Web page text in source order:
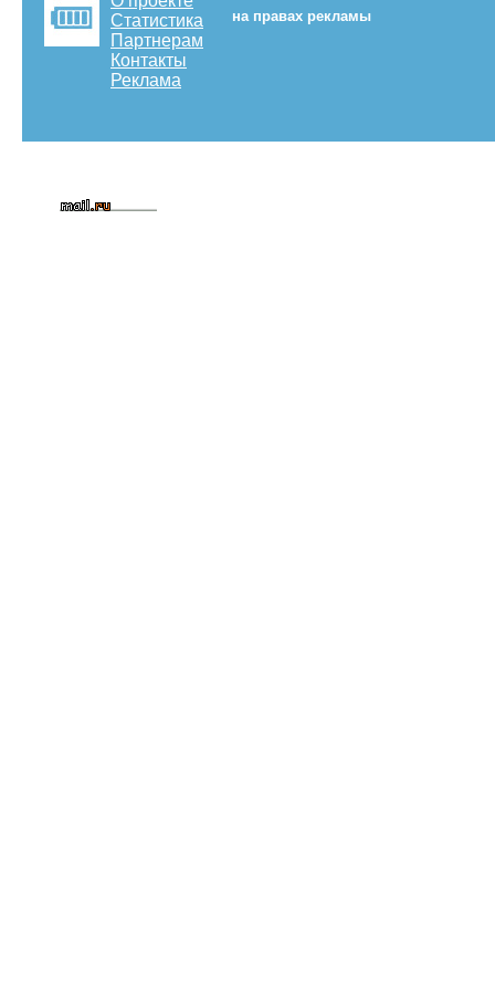
Статистика
Партнерам
Контакты
Реклама
на правах рекламы